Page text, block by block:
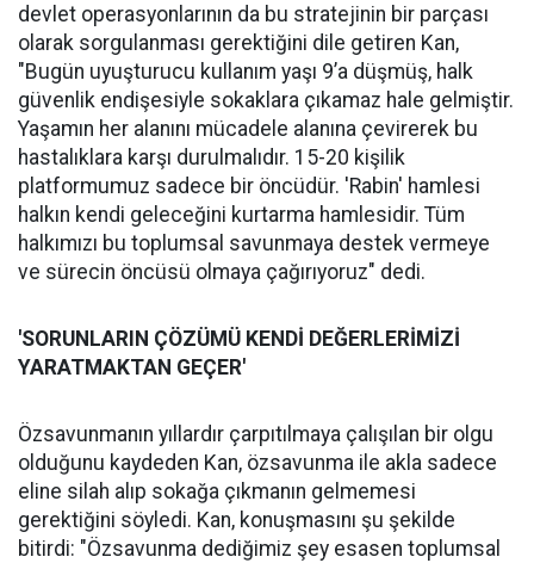
devlet operasyonlarının da bu stratejinin bir parçası
olarak sorgulanması gerektiğini dile getiren Kan,
"Bugün uyuşturucu kullanım yaşı 9’a düşmüş, halk
güvenlik endişesiyle sokaklara çıkamaz hale gelmiştir.
Yaşamın her alanını mücadele alanına çevirerek bu
hastalıklara karşı durulmalıdır. 15-20 kişilik
platformumuz sadece bir öncüdür. 'Rabin' hamlesi
halkın kendi geleceğini kurtarma hamlesidir. Tüm
halkımızı bu toplumsal savunmaya destek vermeye
ve sürecin öncüsü olmaya çağırıyoruz" dedi.
'SORUNLARIN ÇÖZÜMÜ KENDİ DEĞERLERİMİZİ
YARATMAKTAN GEÇER'
Özsavunmanın yıllardır çarpıtılmaya çalışılan bir olgu
olduğunu kaydeden Kan, özsavunma ile akla sadece
eline silah alıp sokağa çıkmanın gelmemesi
gerektiğini söyledi. Kan, konuşmasını şu şekilde
bitirdi: "Özsavunma dediğimiz şey esasen toplumsal